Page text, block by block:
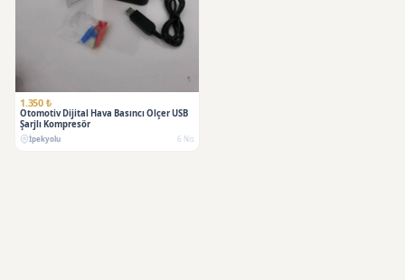
1.350 ₺
Otomotiv Dijital Hava Basıncı Ölçer USB
Şarjlı Kompresör
İpekyolu 6 Nis